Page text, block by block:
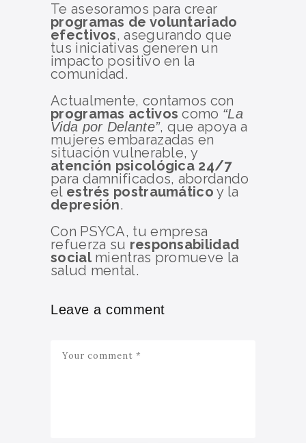
Te asesoramos para crear
programas de voluntariado
efectivos, asegurando que
tus iniciativas generen un
impacto positivo en la
comunidad.
Actualmente, contamos con
programas activos como “La
Vida por Delante”, que apoya a
mujeres embarazadas en
situación vulnerable, y
atención psicológica 24/7
para damnificados, abordando
el estrés postraumático y la
depresión.
Con PSYCA, tu empresa
refuerza su responsabilidad
socialmientras promueve la
salud mental.
Leave a comment